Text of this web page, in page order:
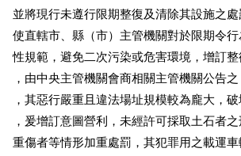
並將現行未遵行限期整復及清除其設施之
使直轄市、縣（市）主管機關對於限期令
性規範，避免二次污染或危害環境，增訂
，由中央主管機關會商相關主管機關公告
，其惡行嚴重且違法場址規模較為龐大，
，爰增訂意圖營利，未經許可採取土石者
重傷者等情形加重處罰，其犯罪用之載運